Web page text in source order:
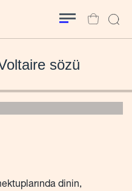
sözü
dinin,